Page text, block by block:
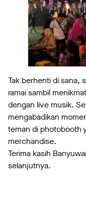
Tak berhenti di sana,
ramai sambil
dengan live musik.
mengabadikan
teman di photobooth
merchandise.
Terima kasih
selanjutnya.